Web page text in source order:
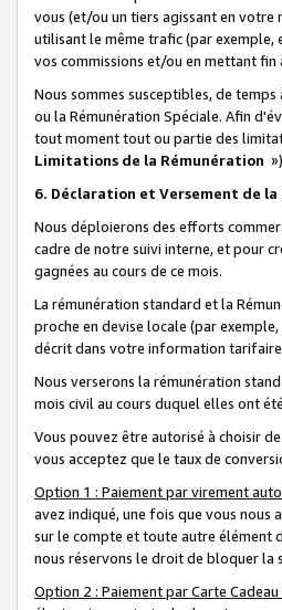
vous (et/ou un tiers agissant en votre
utilisant le même trafic (par exemple,
vos commissions et/ou en mettant
Nous sommes susceptibles, de
ou la Rémunération Spéciale. Afin
tout moment tout ou partie des
Limitations de la Rémunération
6. Déclaration et Versement de
Nous déploierons des efforts
cadre de notre suivi interne, et pour
gagnées au cours de ce mois.
La rémunération standard et la
proche en devise locale (par
décrit dans votre information
Nous verserons la rémunération
mois civil au cours duquel elles ont
Vous pouvez être autorisé à choisir
vous acceptez que le taux de
Option 1 : Paiement par virement
avez indiqué, une fois que vous
sur le compte et toute autre élément
nous réservons le droit de bloquer la
Option 2 : Paiement par Carte Cadeau